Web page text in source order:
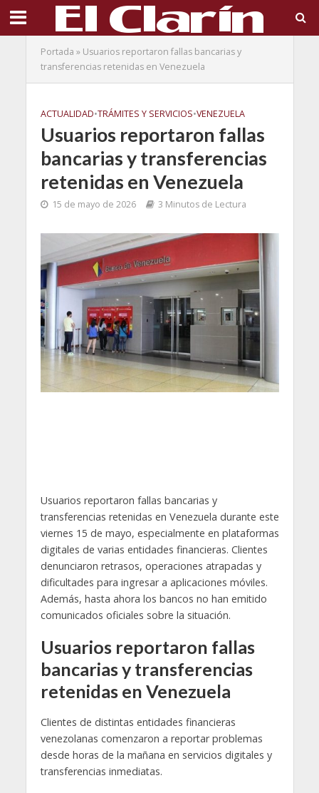
Portada » Usuarios reportaron fallas bancarias y
transferencias retenidas en Venezuela
ACTUALIDAD•TRÁMITES Y SERVICIOS•VENEZUELA
Usuarios reportaron fallas
bancarias y transferencias
retenidas en Venezuela
15 de mayo de 2026 3 Minutos de Lectura
Usuarios reportaron fallas bancarias y
transferencias retenidas en Venezuela durante este
viernes 15 de mayo, especialmente en plataformas
digitales de varias entidades financieras. Clientes
denunciaron retrasos, operaciones atrapadas y
dificultades para ingresar a aplicaciones móviles.
Además, hasta ahora los bancos no han emitido
comunicados oficiales sobre la situación.
Usuarios reportaron fallas
bancarias y transferencias
retenidas en Venezuela
Clientes de distintas entidades financieras
venezolanas comenzaron a reportar problemas
desde horas de la mañana en servicios digitales y
transferencias inmediatas.